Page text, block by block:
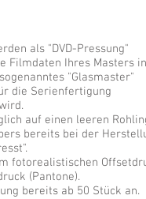
als "DVD-Pressung"
Filmdaten Ihres Masters in
"Glasmaster"
die Serienfertigung
auf einen leeren
bereits bei der
fotorealistischen
(Pantone).
bereits ab 50 Stück an.